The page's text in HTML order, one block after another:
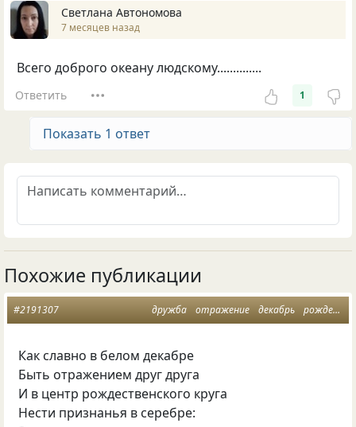
Светлана Автономова
7 месяцев назад
Всего доброго океану людскому..............
Ответить 1
Показать 1 ответ
Похожие публикации
дружба отражение декабрь рождество
#2191307
Как славно в белом декабре
Быть отражением друг друга
И в центр рождественского круга
Нести признанья в серебре: